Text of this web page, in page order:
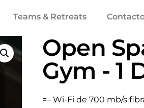
Teams & Retreats
Open
Gym - 1
=– Wi-Fi de 700 mb/s